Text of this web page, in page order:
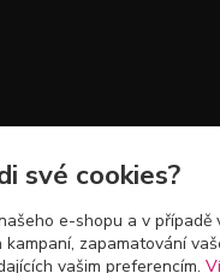
své cookies?
e-shopu a v
zapamatování
vašim preferencím.